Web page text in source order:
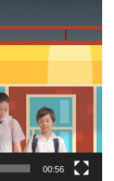
00:56